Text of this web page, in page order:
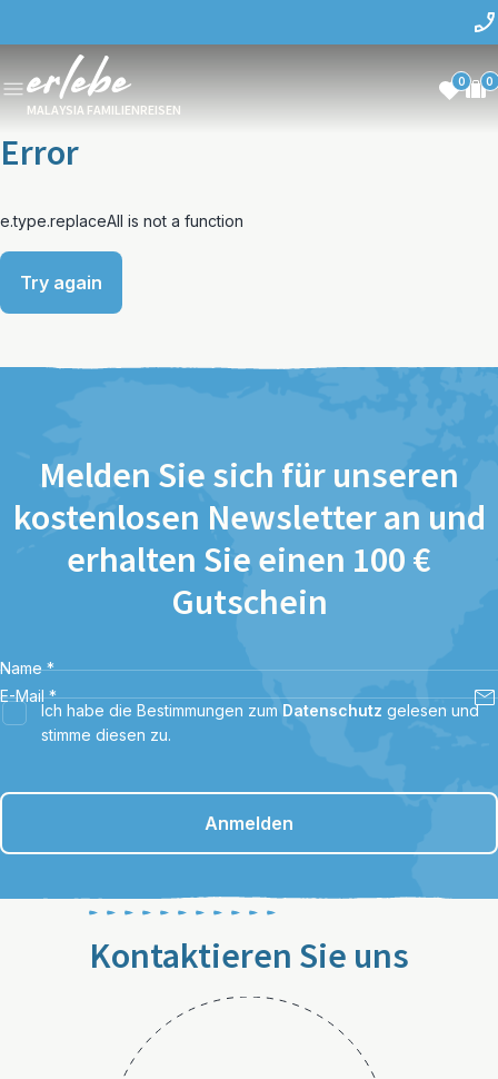
MALAYSIA FAMILIENREISEN
0 0
Error
e.type.replaceAll is not a function
Try again
Melden Sie sich für unseren
kostenlosen Newsletter an und
erhalten Sie einen 100 €
Gutschein
Name *
E-Mail *
Ich habe die Bestimmungen zum Datenschutz gelesen und
stimme diesen zu.
Anmelden
Kontaktieren Sie uns